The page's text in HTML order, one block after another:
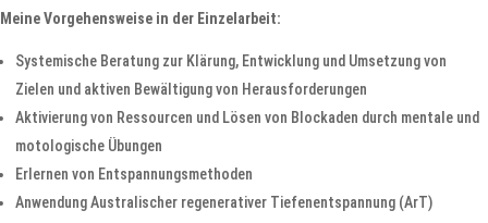
Meine Vorgehensweise in der Einzelarbeit:
Systemische Beratung zur Klärung, Entwicklung und Umsetzung von
Zielen und aktiven Bewältigung von Herausforderungen
Aktivierung von Ressourcen und Lösen von Blockaden durch mentale und
motologische Übungen
Erlernen von Entspannungsmethoden
Anwendung Australischer regenerativer Tiefenentspannung (ArT)